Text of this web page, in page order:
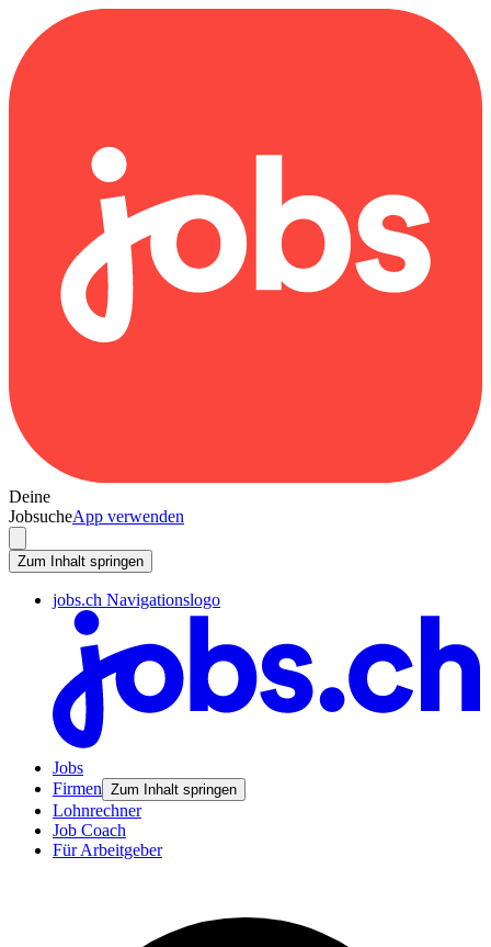
Deine
JobsucheApp verwenden
Zum Inhalt springen
jobs.ch Navigationslogo
Jobs
Firmen Zum Inhalt springen
Lohnrechner
Job Coach
Für Arbeitgeber